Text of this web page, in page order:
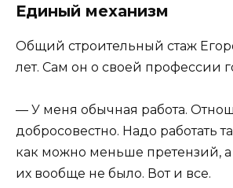
Единый механизм
Общий строительный стаж
лет. Сам он о своей профессии
— У меня обычная работа.
добросовестно. Надо работать
как можно меньше претензий,
их вообще не было. Вот и все.